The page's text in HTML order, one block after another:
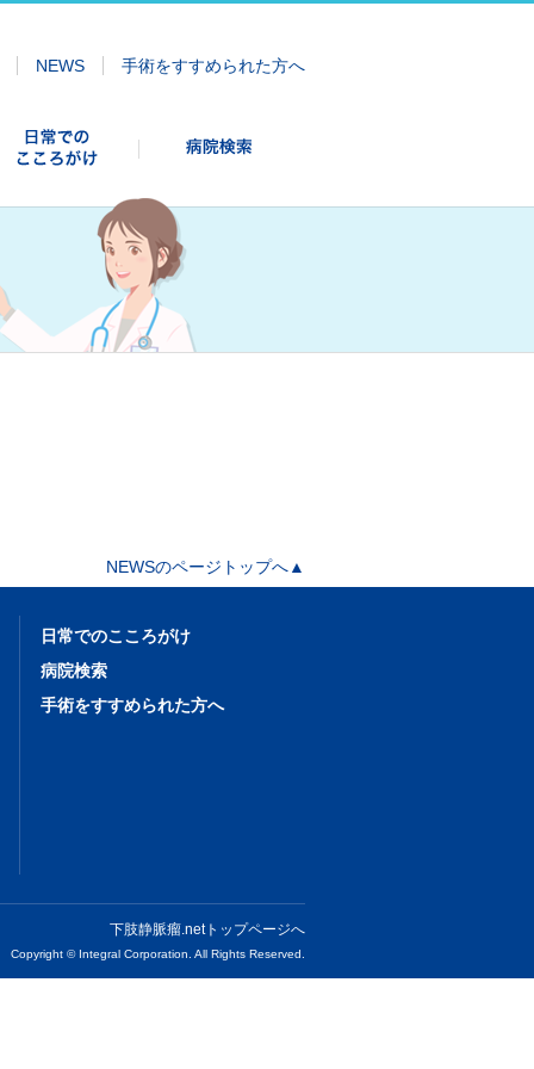
NEWS 手術をすすめられた方へ
NEWSのページトップへ▲
日常でのこころがけ
病院検索
手術をすすめられた方へ
下肢静脈瘤.netトップページへ
Copyright © Integral Corporation. All Rights Reserved.